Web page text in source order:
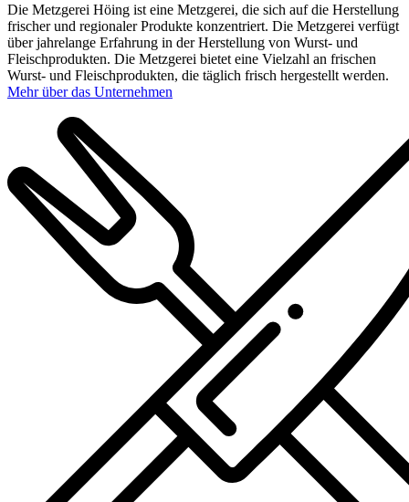
Die Metzgerei Höing ist eine Metzgerei, die sich auf die Herstellung
frischer und regionaler Produkte konzentriert. Die Metzgerei verfügt
über jahrelange Erfahrung in der Herstellung von Wurst- und
Fleischprodukten. Die Metzgerei bietet eine Vielzahl an frischen
Wurst- und Fleischprodukten, die täglich frisch hergestellt werden.
Mehr über das Unternehmen